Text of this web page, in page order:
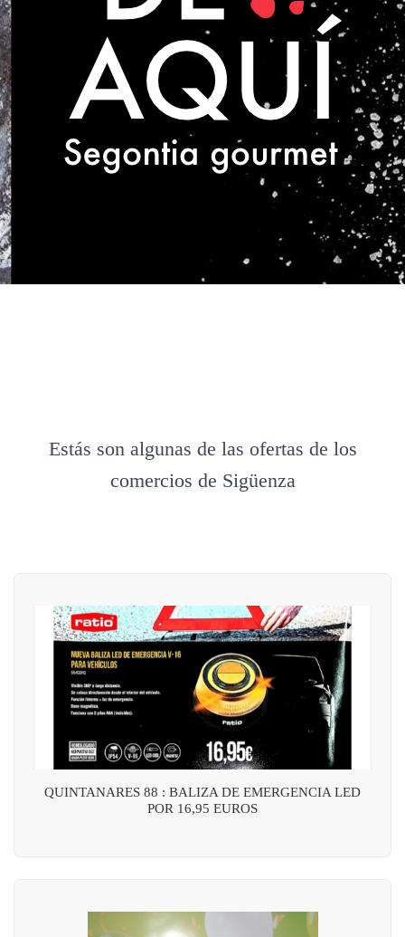
Estás son algunas de las ofertas de los
comercios de Sigüenza
QUINTANARES 88 : BALIZA DE EMERGENCIA LED
POR 16,95 EUROS